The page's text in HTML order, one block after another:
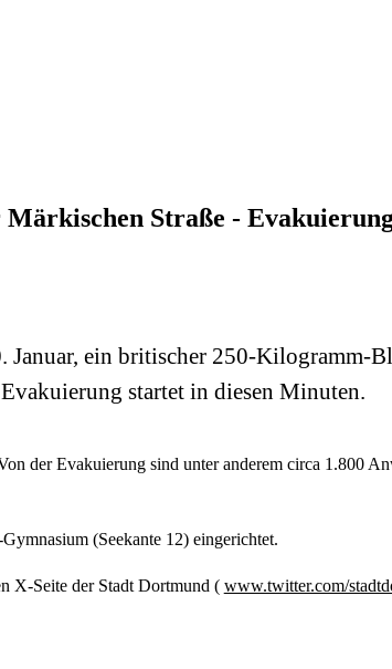
Straße -
ein britischer 250-Kilogramm-
startet in diesen Minuten.
der Evakuierung sind unter anderem circa 1.800
(Seekante 12) eingerichtet.
X-Seite der Stadt Dortmund ( www.twitter.com/